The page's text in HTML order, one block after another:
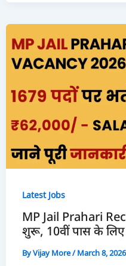
Latest Jobs
MP Jail Prahari
शुरू, 10वीं पास के
ByVijay More/March 8, 2026